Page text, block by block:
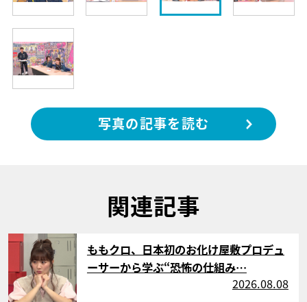
写真の記事を読む
関連記事
サムネイル
ももクロ、日本初のお化け屋敷プロデュ
ーサーから学ぶ“恐怖の仕組み…
2026.08.08